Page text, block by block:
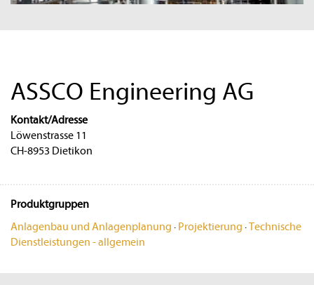
ASSCO Engineering AG
Kontakt/Adresse
Löwenstrasse 11
CH-8953 Dietikon
Produktgruppen
Anlagenbau und Anlagenplanung · Projektierung ·Technische
Dienstleistungen - allgemein